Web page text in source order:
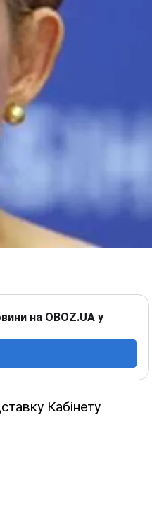
на OBOZ.UA у
Кабінету